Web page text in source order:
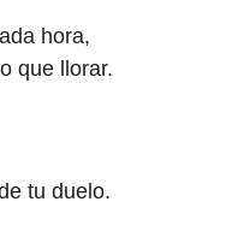
hora,
que llorar.
tu duelo.